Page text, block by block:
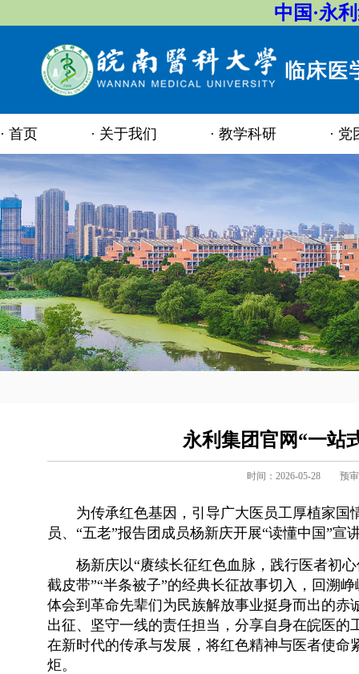
中国·永
首页 关于我们 教学科研 党
永利集团官网“一站
时间：2026-05-28 预
为传承红色基因，引导广大医员工厚植家国
员、“五老”报告团成员杨新庆开展“读懂中国”
杨新庆以“赓续长征红色血脉，践行医者初
截皮带”“半条被子”的经典长征故事切入，回溯
体会到革命先辈们为民族解放事业挺身而出的
出征、坚守一线的责任担当，分享自身在皖医
在新时代的传承与发展，将红色精神与医者使
炬。